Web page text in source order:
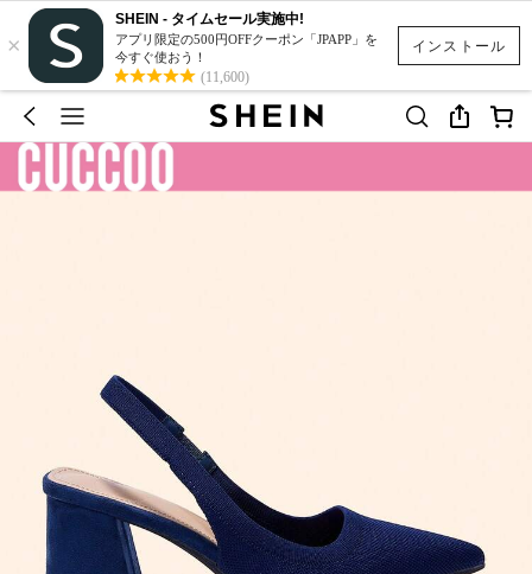
インストール
×
SHEIN - タイムセール実施中!
アプリ限定の500円OFFクーポン「JPAPP」を
今すぐ使おう！
(11,600)